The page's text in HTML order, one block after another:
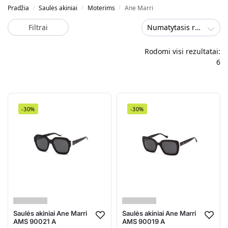
Pradžia / Saulės akiniai / Moterims / Ane Marri
Filtrai Numatytasis rūšiavimas
Rodomi visi rezultatai:
6
-30%
Saulės akiniai Ane Marri
AMS 90021 A
-30%
Saulės akiniai Ane Marri
AMS 90019 A